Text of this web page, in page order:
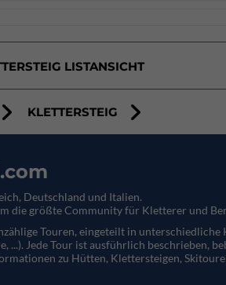
LISTANSICHT
KLETTERSTEIG
Deutschland und Italien.
die größte Community für Kletterer und
Touren, eingeteilt in unterschiedliche
...). Jede Tour ist ausführlich beschrieben,
zu Hütten, Klettersteigen,